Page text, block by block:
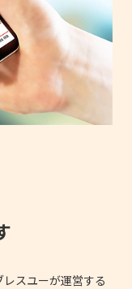
スユーが運営する